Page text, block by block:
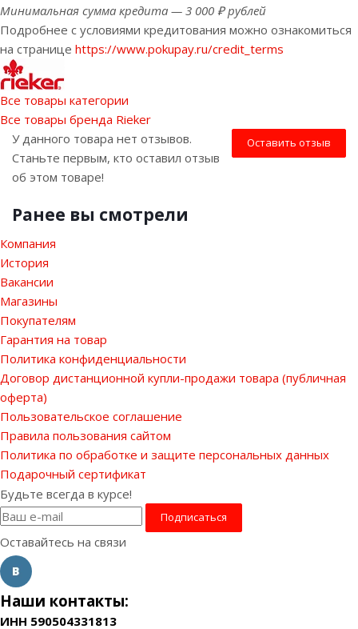
Минимальная сумма кредита — 3 000 ₽ рублей
Подробнее с условиями кредитования можно ознакомиться
на странице https://www.pokupay.ru/credit_terms
Все товары категории
Все товары бренда Rieker
Оставить отзыв
У данного товара нет отзывов.
Станьте первым, кто оставил отзыв
об этом товаре!
Ранее вы смотрели
Компания
История
Вакансии
Магазины
Покупателям
Гарантия на товар
Политика конфиденциальности
Договор дистанционной купли-продажи товара (публичная
оферта)
Пользовательское соглашение
Правила пользования сайтом
Политика по обработке и защите персональных данных
Подарочный сертификат
Будьте всегда в курсе!
Оставайтесь на связи
Наши контакты:
ИНН 590504331813